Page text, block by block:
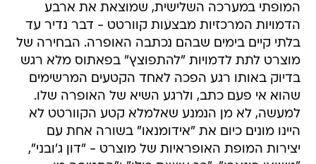
המופתי במערכה השלישית, שמוצאת את ארבע
הדמויות המרכזיות מבצעות קוורטט - דבר נדיר עד
בלתי קיים בימים שבהם נכתבה האופרה. הבחירה של
מוצרט לתת לדמויות "להתפוצץ" בפאתוס מלא רגש
בדיוק באותו רגע הפכה לאחד הקטעים המרשימים
שהוא אי פעם כתב, ולרגע השיא של האופרה שלו.
למעשה, לא מן הנמנע שאלמלא קטע הקוורטט לא
היינו מונים כיום את "אידומנאו" בשורה אחת עם
יצירות המופת האופראיות של מוצרט - "דון ג'ובני",